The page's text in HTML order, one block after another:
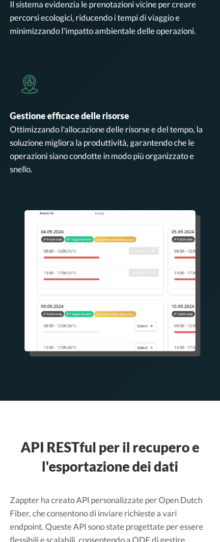
Il sistema evidenzia le prenotazioni vicine per creare
percorsi ecologici, riducendo i tempi di viaggio e
minimizzando l'impatto ambientale delle operazioni.
Gestione efficace delle risorse
Ottimizzando l'allocazione delle risorse e del tempo, la
soluzione migliora la produttività, garantendo che le
operazioni siano condotte in modo più organizzato e
snello.
API RESTful per il recupero e
l'esportazione dei dati
Zappter ha creato API personalizzate per Open Dutch
Fiber, che consentono di inviare richieste a vari
endpoint. Queste API sono state progettate per essere
flessibili e scalabili, consentendo a ODF di gestire,